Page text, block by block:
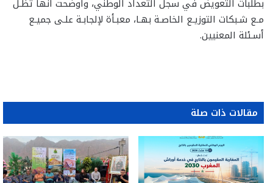
بطلبات التعويض في سجل التعداد الوطني، وأوضحت أنها تظـل
مـع شـبكات التوزيـع الخاصـة بهـا، معبـأة لإلجابـة علـى جميـع
أسـئلة المعنيين.
مقالات ذات صلة